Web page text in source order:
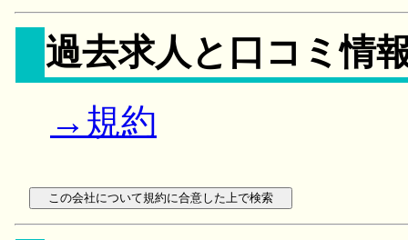
過去求人と口コミ情
→規約